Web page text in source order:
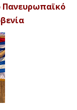
Πανευρωπαϊκό